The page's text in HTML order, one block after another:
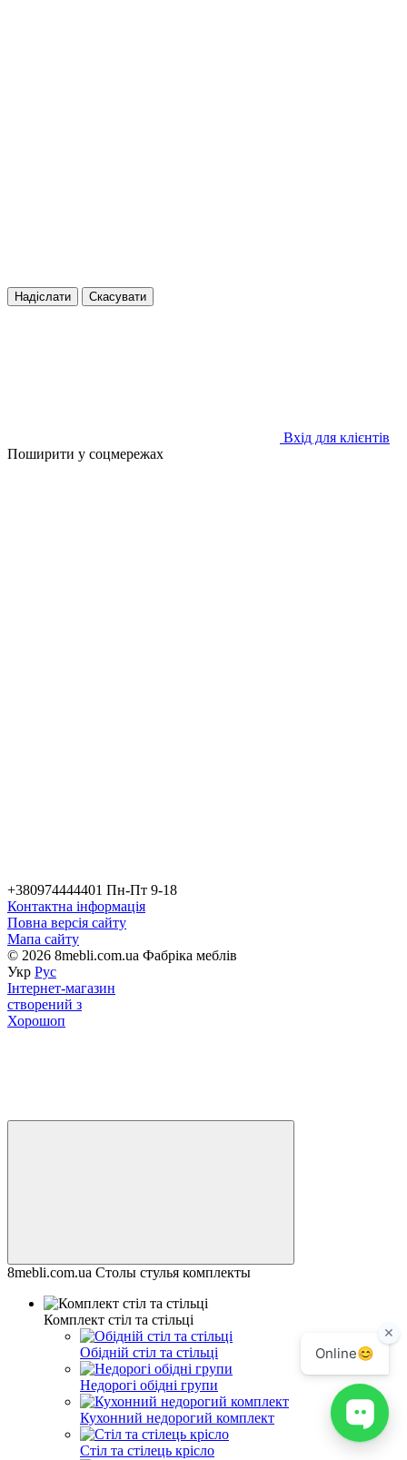
Надіслати Скасувати
Вхід для клієнтів
Поширити у соцмережах
+380974444401 Пн-Пт 9-18
Контактна інформація
Повна версія сайту
Мапа сайту
© 2026 8mebli.com.ua Фабріка меблів
Укр Рус
Інтернет-магазин
створений з
Хорошоп
8mebli.com.ua Столы стулья комплекты
Комплект стіл та стільці
Обідній стіл та стільці
Недорогі обідні групи
Кухонний недорогий комплект
Стіл та стілець крісло